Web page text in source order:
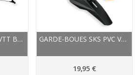
GARDE-BOUES SKS VTT B65 BLUEMELS ARGENT, AV ET... GARDE-BOUES SKS PVC VTT ENFANT ROWDY NOIRS
19,95 €